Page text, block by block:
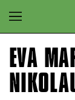
Zur
Zum
Zum
EVA